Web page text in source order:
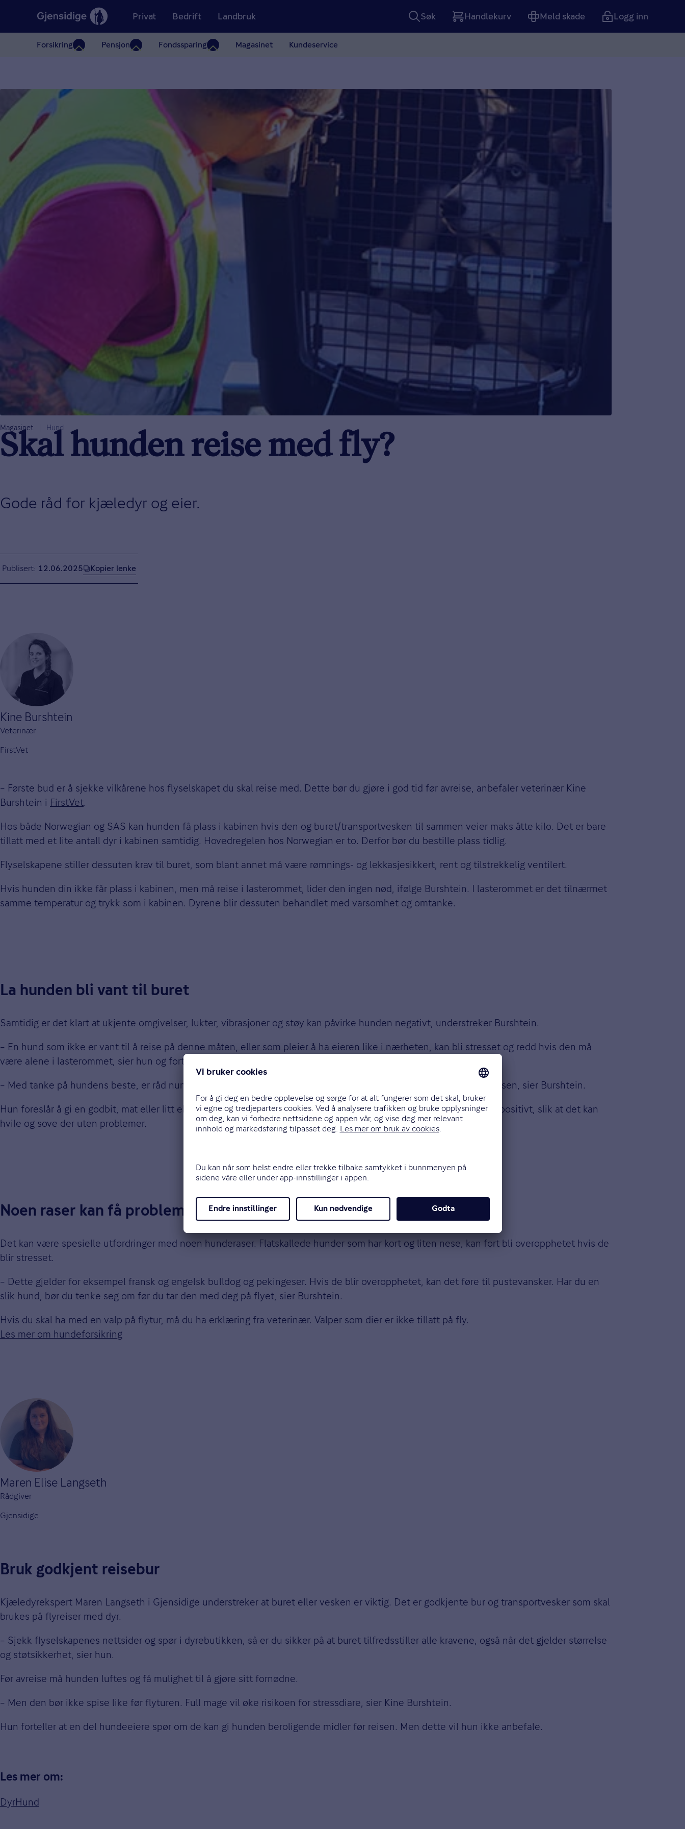
Privat
Forsikring Pensjon Fondssparing Magasinet Kundeservice
Bedrift Landbruk Søk
Handlekurv
Meld skade Logg inn
Magasinet Hund
Skal hunden reise med fly?
Gode råd for kjæledyr og eier.
Publisert 12.06.2025 Kopier lenke
Kine Burshtein
Veterinær
FirstVet
– Første bud er å sjekke vilkårene hos flyselskapet du skal reise med. Dette bør du gjøre i god tid før avreise, anbefaler veterinær Kine
Burshtein i FirstVet.
Hos både Norwegian og SAS kan hunden få plass i kabinen hvis den og buret/transportvesken til sammen veier maks åtte kilo. Det er bare
tillatt med et lite antall dyr i kabinen samtidig. Hovedregelen hos Norwegian er to. Derfor bør du bestille plass tidlig.
Flyselskapene stiller dessuten krav til buret, som blant annet må være rømnings- og lekkasjesikkert, rent og tilstrekkelig ventilert.
Hvis hunden din ikke får plass i kabinen, men må reise i lasterommet, lider den ingen nød, ifølge Burshtein. I lasterommet er det tilnærmet
samme temperatur og trykk som i kabinen. Dyrene blir dessuten behandlet med varsomhet og omtanke.
La hunden bli vant til buret
Samtidig er det klart at ukjente omgivelser, lukter, vibrasjoner og støy kan påvirke hunden negativt, understreker Burshtein.
– En hund som ikke er vant til å reise på denne måten, eller som pleier å ha eieren like i nærheten, kan bli stresset og redd hvis den må
være alene i lasterommet, sier hun og forteller at mange kjæledyreiere stiller spørsmål om dette i FirstVet-appen.
– Med tanke på hundens beste, er råd nummer én at du venner den til buret. Det bør du starte med i god tid før reisen, sier Burshtein.
Hun foreslår å gi en godbit, mat eller litt ekstra kos i buret. Det vil bidra til at kjæledyret assosierer buret med noe positivt, slik at det kan
hvile og sove der uten problemer.
Noen raser kan få problemer på reise
Det kan være spesielle utfordringer med noen hunderaser. Flatskallede hunder som har kort og liten nese, kan fort bli overopphetet hvis de
blir stresset.
– Dette gjelder for eksempel fransk og engelsk bulldog og pekingeser. Hvis de blir overopphetet, kan det føre til pustevansker. Har du en
slik hund, bør du tenke seg om før du tar den med deg på flyet, sier Burshtein.
Hvis du skal ha med en valp på flytur, må du ha erklæring fra veterinær. Valper som dier er ikke tillatt på fly.
Les mer om hundeforsikring
Maren Elise Langseth
Rådgiver
Gjensidige
Bruk godkjent reisebur
Kjæledyrekspert Maren Langseth i Gjensidige understreker at buret eller vesken er viktig. Det er godkjente bur og transportvesker som skal
brukes på flyreiser med dyr.
– Sjekk flyselskapenes nettsider og spør i dyrebutikken, så er du sikker på at buret tilfredsstiller alle kravene, også når det gjelder størrelse
og støtsikkerhet, sier hun.
Før avreise må hunden luftes og få mulighet til å gjøre sitt fornødne.
– Men den bør ikke spise like før flyturen. Full mage vil øke risikoen for stressdiare, sier Kine Burshtein.
Hun forteller at en del hundeeiere spør om de kan gi hunden beroligende midler før reisen. Men dette vil hun ikke anbefale.
Les mer om:
DyrHund